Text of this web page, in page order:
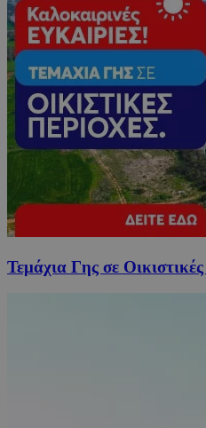
Τεμάχια Γης σε